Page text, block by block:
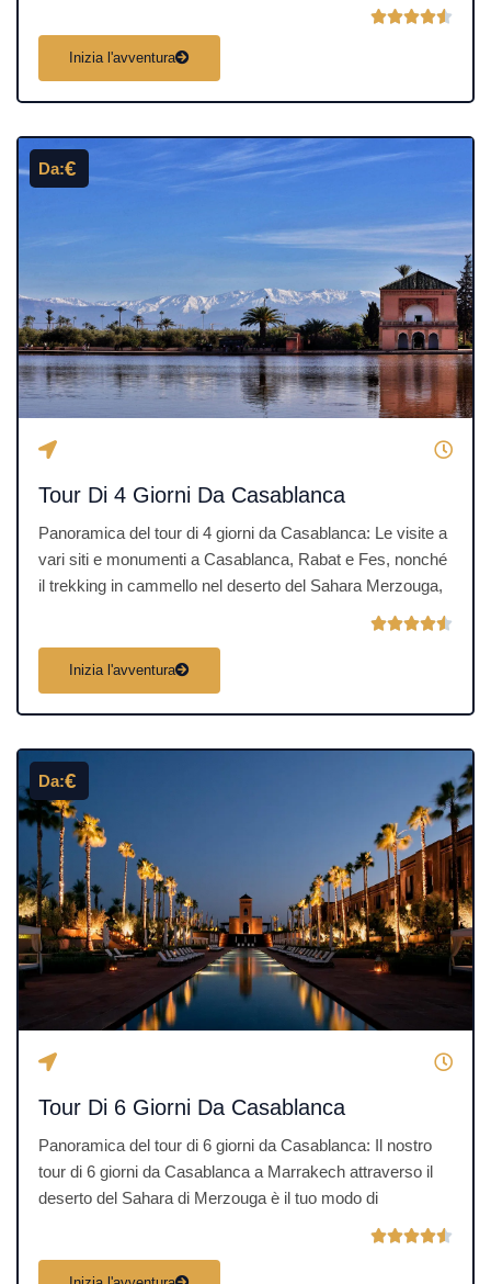

o
n
e
4
.
5
s
u
Inizia l'avventura
Da:€
Tour Di 4 Giorni Da Casablanca
Panoramica del tour di 4 giorni da Casablanca: Le visite a
vari siti e monumenti a Casablanca, Rabat e Fes, nonché
il trekking in cammello nel deserto del Sahara Merzouga,

a
z
i
o
n
e
4
.
5
Inizia l'avventura
Da:€
Tour Di 6 Giorni Da Casablanca
Panoramica del tour di 6 giorni da Casablanca: Il nostro
tour di 6 giorni da Casablanca a Marrakech attraverso il
deserto del Sahara di Merzouga è il tuo modo di
